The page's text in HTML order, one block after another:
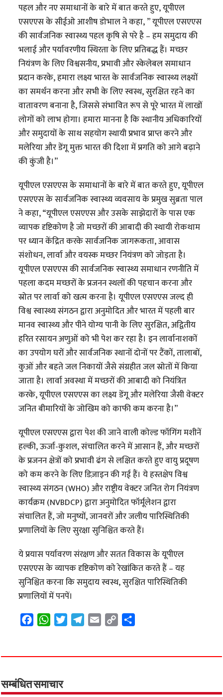
पहल और नए समाधानों के बारे में बात करते हुए, यूपीएल
एसएएस के सीईओ आशीष डोभाल ने कहा, ” यूपीएल एसएएस
की सार्वजनिक स्वास्थ्य पहल कृषि से परे है – हम समुदाय की
भलाई और पर्यावरणीय स्थिरता के लिए प्रतिबद्ध हैं। मच्छर
नियंत्रण के लिए विश्वसनीय, प्रभावी और स्केलेबल समाधान
प्रदान करके, हमारा लक्ष्य भारत के सार्वजनिक स्वास्थ्य लक्ष्यों
का समर्थन करना और सभी के लिए स्वस्थ, सुरक्षित रहने का
वातावरण बनाना है, जिससे संभावित रूप से पूरे भारत में लाखों
लोगों को लाभ होगा। हमारा मानना​​ है कि स्थानीय अधिकारियों
और समुदायों के साथ सहयोग स्थायी प्रभाव प्राप्त करने और
मलेरिया और डेंगू मुक्त भारत की दिशा में प्रगति को आगे बढ़ाने
की कुंजी है।”
यूपीएल एसएएस के समाधानों के बारे में बात करते हुए, यूपीएल
एसएएस के सार्वजनिक स्वास्थ्य व्यवसाय के प्रमुख सुब्रता पाल
ने कहा, “यूपीएल एसएएस और उसके साझेदारों के पास एक
व्यापक दृष्टिकोण है जो मच्छरों की आबादी की स्थायी रोकथाम
पर ध्यान केंद्रित करके सार्वजनिक जागरूकता, आवास
संशोधन, लार्वा और वयस्क मच्छर नियंत्रण को जोड़ता है।
यूपीएल एसएएस की सार्वजनिक स्वास्थ्य समाधान रणनीति में
पहला कदम मच्छरों के प्रजनन स्थलों की पहचान करना और
स्रोत पर लार्वा को खत्म करना है। यूपीएल एसएएस जल्द ही
विश्व स्वास्थ्य संगठन द्वारा अनुमोदित और भारत में पहली बार
मानव स्वास्थ्य और पीने योग्य पानी के लिए सुरक्षित, अद्वितीय
हरित रसायन अणुओं को भी पेश कर रहा है। इन लार्वानाशकों
का उपयोग घरों और सार्वजनिक स्थानों दोनों पर टैंकों, तालाबों,
कुओं और बहते जल निकायों जैसे संग्रहीत जल स्रोतों में किया
जाता है। लार्वा अवस्था में मच्छरों की आबादी को नियंत्रित
करके, यूपीएल एसएएस का लक्ष्य डेंगू और मलेरिया जैसी वेक्टर
जनित बीमारियों के जोखिम को काफी कम करना है।”
यूपीएल एसएएस द्वारा पेश की जाने वाली कोल्ड फॉगिंग मशीनें
हल्की, ऊर्जा-कुशल, संचालित करने में आसान हैं, और मच्छरों
के प्रजनन क्षेत्रों को प्रभावी ढंग से लक्षित करते हुए वायु प्रदूषण
को कम करने के लिए डिज़ाइन की गई हैं। ये हस्तक्षेप विश्व
स्वास्थ्य संगठन (WHO) और राष्ट्रीय वेक्टर जनित रोग नियंत्रण
कार्यक्रम (NVBDCP) द्वारा अनुमोदित फॉर्मूलेशन द्वारा
संचालित हैं, जो मनुष्यों, जानवरों और जलीय पारिस्थितिकी
प्रणालियों के लिए सुरक्षा सुनिश्चित करते हैं।
ये प्रयास पर्यावरण संरक्षण और सतत विकास के यूपीएल
एसएएस के व्यापक दृष्टिकोण को रेखांकित करते हैं – यह
सुनिश्चित करना कि समुदाय स्वस्थ, सुरक्षित पारिस्थितिकी
प्रणालियों में पनपें।
F
e
o
W
t
A
T
t
T
e
E
i
C
y
r
सम्बंधित समाचार